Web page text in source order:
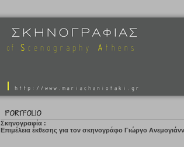
Σκηνογραφία :
Επιμέλεια έκθεσης για τον σκηνογράφο Γιώργο